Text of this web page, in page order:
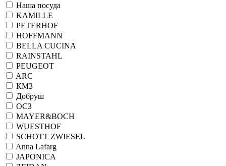
Наша посуда
KAMILLE
PETERHOF
HOFFMANN
BELLA CUCINA
RAINSTAHL
PEUGEOT
ARC
КМЗ
Добруш
ОСЗ
MAYER&BOCH
WUESTHOF
SCHOTT ZWIESEL
Anna Lafarg
JAPONICA